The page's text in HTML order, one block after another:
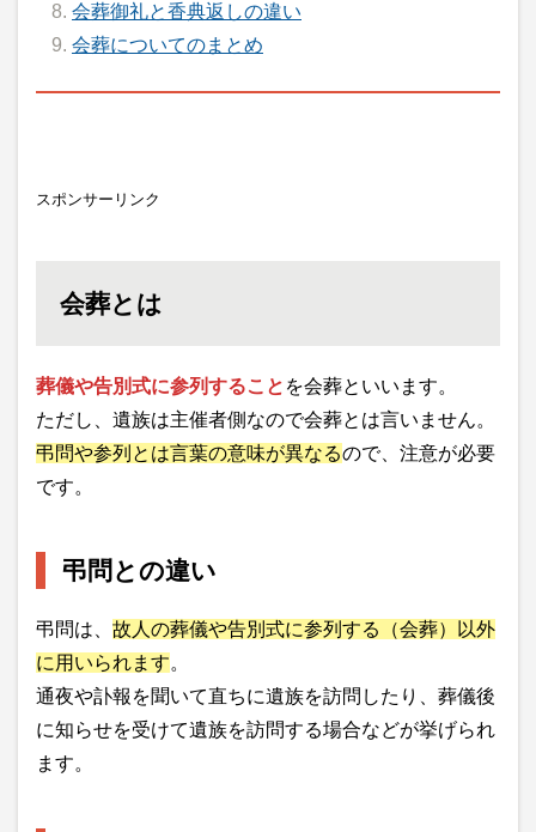
会葬御礼と香典返しの違い
会葬についてのまとめ
スポンサーリンク
会葬とは
葬儀や告別式に参列すること を会葬といいます。
ただし、遺族は主催者側なので会葬とは言いません。
弔問や参列とは言葉の意味が異なるので、注意が必要
です。
弔問との違い
弔問は、 故人の葬儀や告別式に参列する（会葬）以外
に用いられます。
通夜や訃報を聞いて直ちに遺族を訪問したり、葬儀後
に知らせを受けて遺族を訪問する場合などが挙げられ
ます。